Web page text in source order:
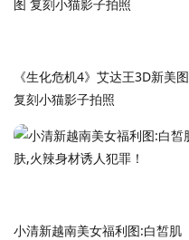
《生化危机4》艾达王3D新美图
复刻小猫影子拍照
小清新越南美女福利图:白皙肌